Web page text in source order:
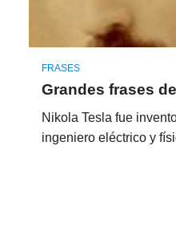
FRASES
Grandes frases
Nikola Tesla fue
ingeniero eléctrico y